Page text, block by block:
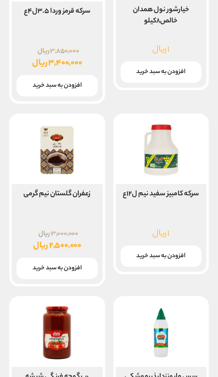
خیارشور نول همدان
خالص۸کیلو
۱ریال
افزودن به سبد خرید
سرکه قرمز وردا ۳.۵ل۴ع
۳,۸۵۰,۰۰۰ریال
اصلی
بود.
۳,۴۰۰,۰۰۰ریال
فعلی
افزودن به سبد خرید
سرکه کامبیز سفید نیم ل۱۲ع
۱ریال
افزودن به سبد خرید
زعفران گلستان نیم گرمی
۳,۰۰۰,۰۰۰ریال
اصلی
بود.
۲,۵۰۰,۰۰۰ریال
فعلی
افزودن به سبد خرید